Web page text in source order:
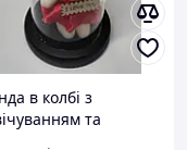
в колбі з
та